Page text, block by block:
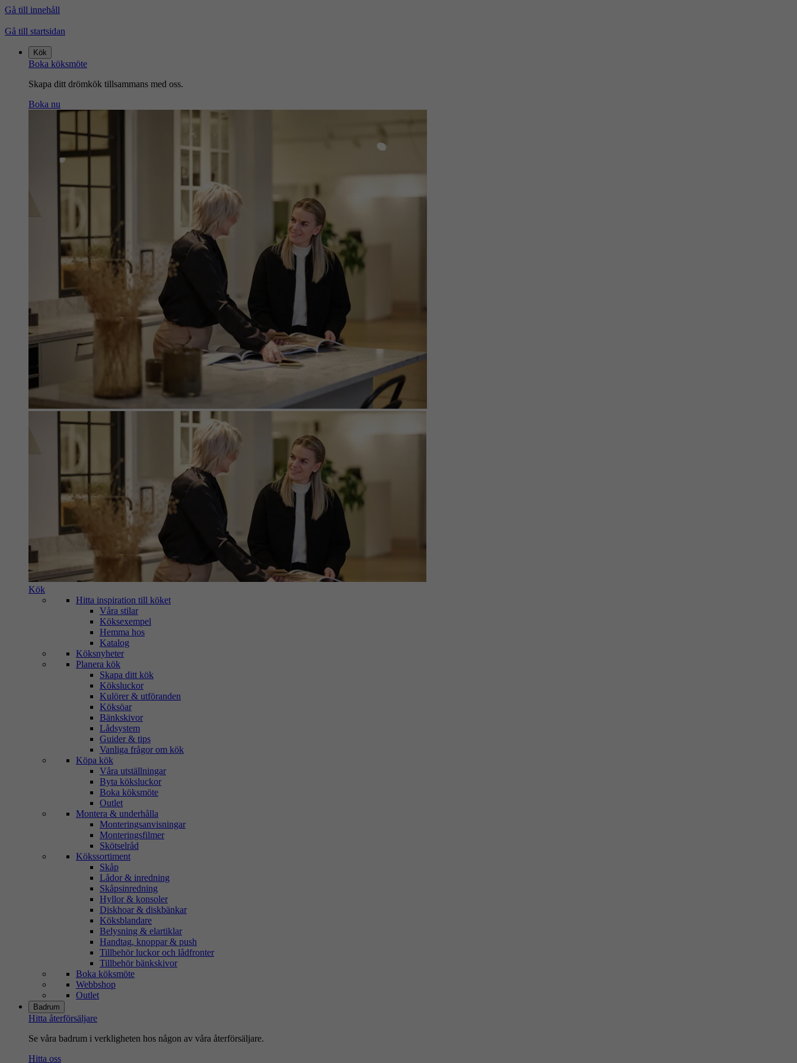
Gå till innehåll
Gå till startsidan
Kök
Boka köksmöte
Skapa ditt drömkök tillsammans med oss.
Boka nu
Kök
Hitta inspiration till köket
Våra stilar
Köksexempel
Hemma hos
Katalog
Köksnyheter
Planera kök
Skapa ditt kök
Köksluckor
Kulörer & utföranden
Köksöar
Bänkskivor
Lådsystem
Guider & tips
Vanliga frågor om kök
Köpa kök
Våra utställningar
Byta köksluckor
Boka köksmöte
Outlet
Montera & underhålla
Monteringsanvisningar
Monteringsfilmer
Skötselråd
Kökssortiment
Skåp
Lådor & inredning
Skåpsinredning
Hyllor & konsoler
Diskhoar & diskbänkar
Köksblandare
Belysning & elartiklar
Handtag, knoppar & push
Tillbehör luckor och lådfronter
Tillbehör bänkskivor
Boka köksmöte
Webbshop
Outlet
Badrum
Hitta återförsäljare
Se våra badrum i verkligheten hos någon av våra återförsäljare.
Hitta oss